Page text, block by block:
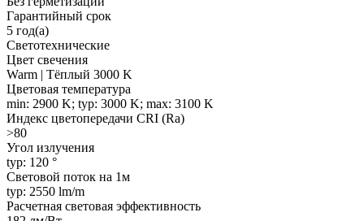
Гарантийный срок
5 год(а)
Светотехнические
Цвет свечения
Warm | Тёплый 3000 K
Цветовая температура
min: 2900 K; typ: 3000 K; max: 3100 K
Индекс цветопередачи CRI (Ra)
>80
Угол излучения
typ: 120 °
Световой поток на 1м
typ: 2550 lm/m
Расчетная световая эффективность